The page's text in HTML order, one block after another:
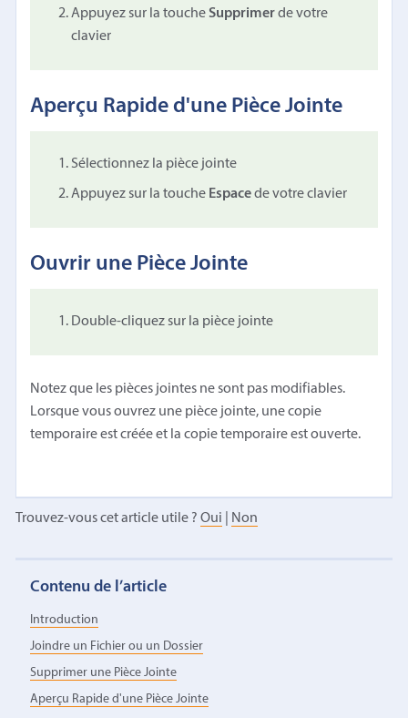
Appuyez sur la touche Supprimerde votre
clavier
Aperçu Rapide d'une Pièce Jointe
Sélectionnez la pièce jointe
Appuyez sur la touche Espacede votre clavier
Ouvrir une Pièce Jointe
Double-cliquez sur la pièce jointe
Notez que les pièces jointes ne sont pas modifiables.
Lorsque vous ouvrez une pièce jointe, une copie
temporaire est créée et la copie temporaire est ouverte.
Trouvez-vous cet article utile ? Oui Non
Contenu de l’article
Introduction
Joindre un Fichier ou un Dossier
Supprimer une Pièce Jointe
Aperçu Rapide d'une Pièce Jointe